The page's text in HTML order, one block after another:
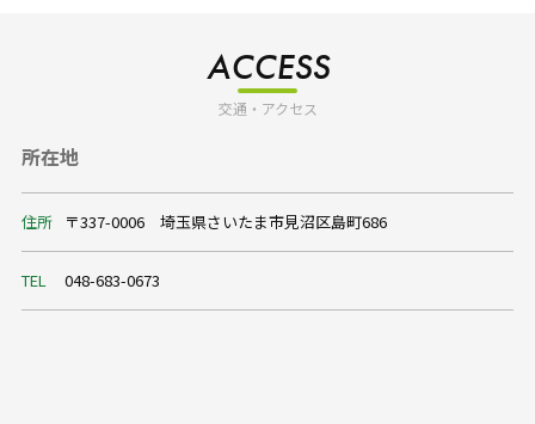
ACCESS
交通・アクセス
所在地
住所 〒337-0006 埼玉県さいたま市見沼区島町686
TEL 048-683-0673